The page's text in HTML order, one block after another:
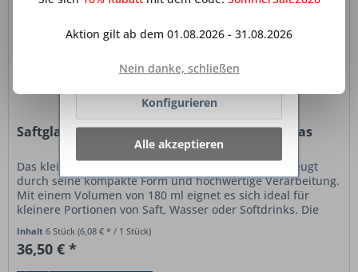
Saftglas klein Classic 180 ml 6er Set – Trinkglas
Das kleine Saftglas Classic von Stölzle Lausitz überzeugt
durch seine kompakte Form und hochwertige Verarbeitung.
Mit einem Volumen von 180 ml eignet es sich ideal für
kleinere Portionen von Saft, Wasser oder Softdrinks. Die
Inhalt6 Stück(6,08 € * / 1 Stück)
36,50 € *
Aktion gilt ab dem 01.08.2026 - 31.08.2026
Nein danke, schließen
Ablehnen
Konfigurieren
Alle akzeptieren